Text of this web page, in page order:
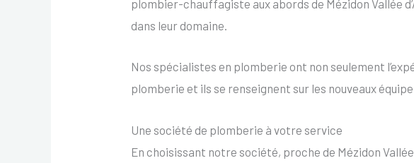
plombier-chauffagiste aux abords de Mézidon Vallée
dans leur domaine.
Nos spécialistes en plomberie ont non seulement
plomberie et ils se renseignent sur les nouveaux
Une société de plomberie à votre service
En choisissant notre société, proche de Mézidon